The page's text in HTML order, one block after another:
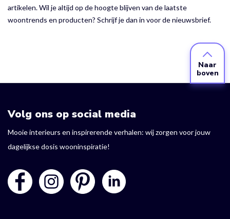
artikelen. Wil je altijd op de hoogte blijven van de laatste
woontrends en producten? Schrijf je dan in voor de nieuwsbrief.
Naar
boven
Volg ons op social media
Mooie interieurs en inspirerende verhalen: wij zorgen voor jouw
dagelijkse dosis wooninspiratie!